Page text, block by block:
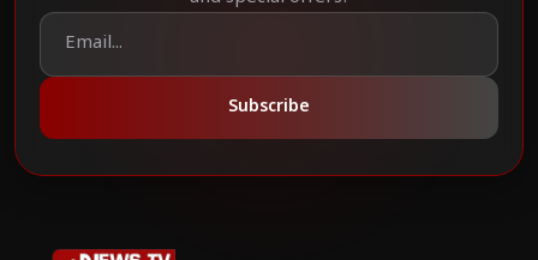
Subscribe